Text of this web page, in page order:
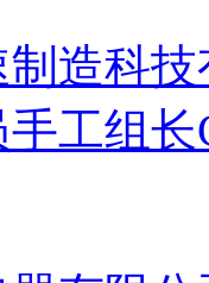
造科
手工组长